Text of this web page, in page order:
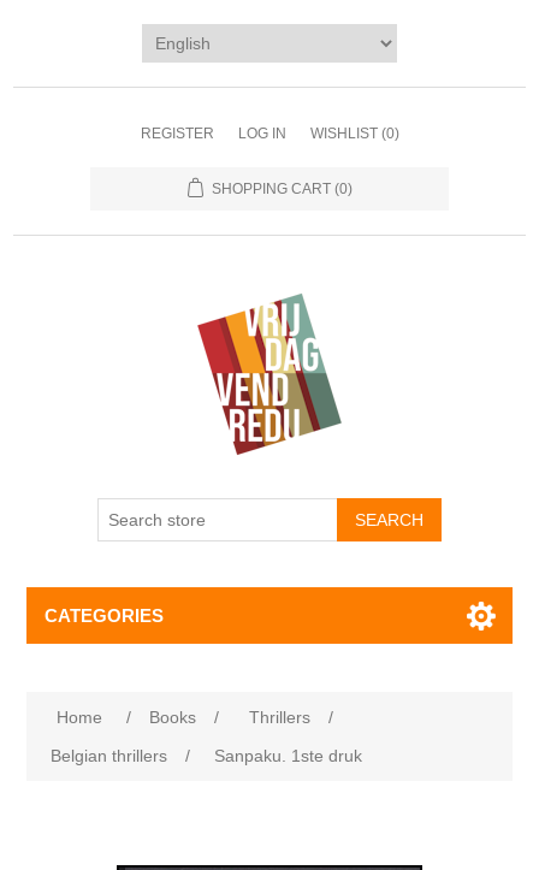
REGISTER LOG IN WISHLIST (0)
SHOPPING CART (0)
CATEGORIES
Home / Books / Thrillers
/
Belgian thrillers
/ Sanpaku. 1ste druk